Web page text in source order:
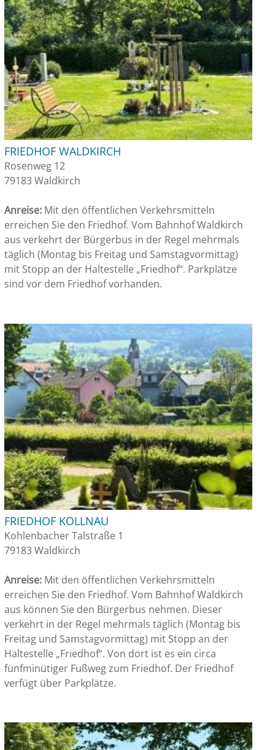
FRIEDHOF WALDKIRCH
Rosenweg 12
79183 Waldkirch
Anreise: Mit den öffentlichen Verkehrsmitteln
erreichen Sie den Friedhof. Vom Bahnhof Waldkirch
aus verkehrt der Bürgerbus in der Regel mehrmals
täglich (Montag bis Freitag und Samstagvormittag)
mit Stopp an der Haltestelle „Friedhof“. Parkplätze
sind vor dem Friedhof vorhanden.
FRIEDHOF KOLLNAU
Kohlenbacher Talstraße 1
79183 Waldkirch
Anreise: Mit den öffentlichen Verkehrsmitteln
erreichen Sie den Friedhof. Vom Bahnhof Waldkirch
aus können Sie den Bürgerbus nehmen. Dieser
verkehrt in der Regel mehrmals täglich (Montag bis
Freitag und Samstagvormittag) mit Stopp an der
Haltestelle „Friedhof“. Von dort ist es ein circa
fünfminütiger Fußweg zum Friedhof. Der Friedhof
verfügt über Parkplätze.